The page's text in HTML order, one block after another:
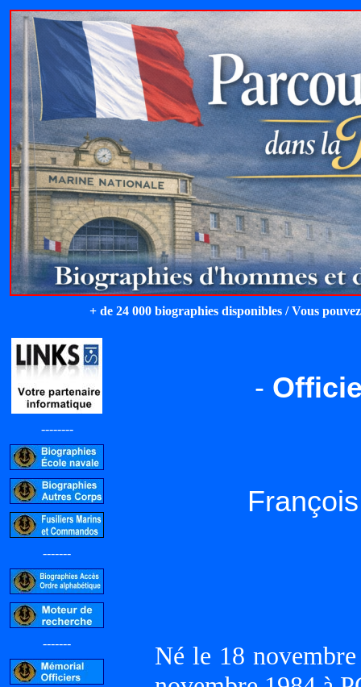
+ de 24 000 biographies disponibles / Vous
--------
-------
-------
-
Né le 18